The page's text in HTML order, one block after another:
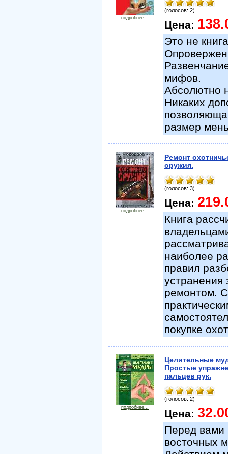
подробнее...
(голосов: 2)
Цена:
Это не
мифов.
Абсолютно
Никаких
размер
подробнее...
Ремонт
оружия.
(голосов: 3)
Цена:
Книга
наиболее
правил
устранения
ремонтом.
покупке
подробнее...
Целительные
Простые
пальцев рук.
(голосов: 2)
Цена:
Перед вами
восточных